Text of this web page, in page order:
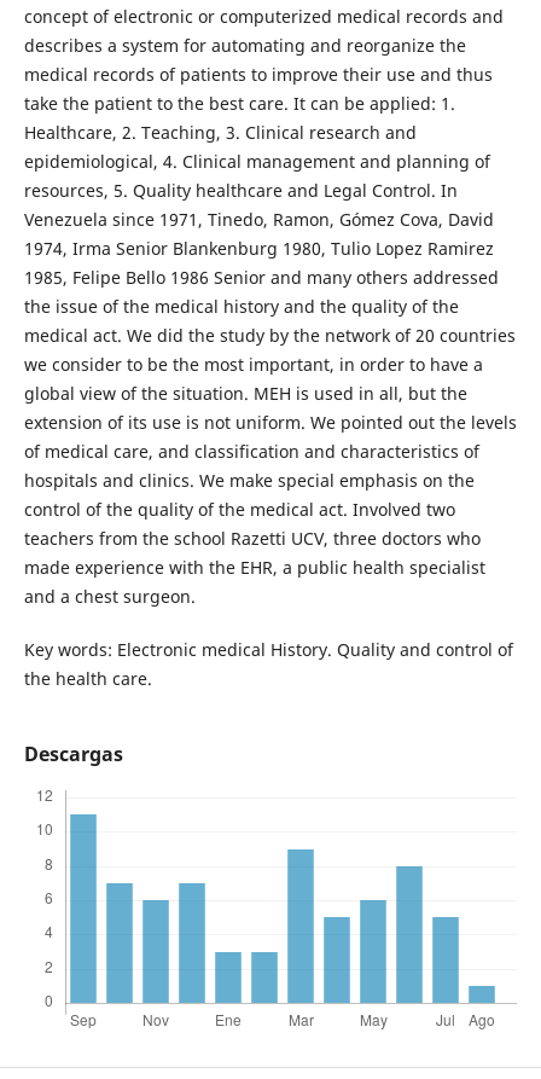
concept of electronic or computerized medical records and
describes a system for automating and reorganize the
medical records of patients to improve their use and thus
take the patient to the best care. It can be applied: 1.
Healthcare, 2. Teaching, 3. Clinical research and
epidemiological, 4. Clinical management and planning of
resources, 5. Quality healthcare and Legal Control. In
Venezuela since 1971, Tinedo, Ramon, Gómez Cova, David
1974, Irma Senior Blankenburg 1980, Tulio Lopez Ramirez
1985, Felipe Bello 1986 Senior and many others addressed
the issue of the medical history and the quality of the
medical act. We did the study by the network of 20 countries
we consider to be the most important, in order to have a
global view of the situation. MEH is used in all, but the
extension of its use is not uniform. We pointed out the levels
of medical care, and classification and characteristics of
hospitals and clinics. We make special emphasis on the
control of the quality of the medical act. Involved two
teachers from the school Razetti UCV, three doctors who
made experience with the EHR, a public health specialist
and a chest surgeon.
Key words: Electronic medical History. Quality and control of
the health care.
Descargas